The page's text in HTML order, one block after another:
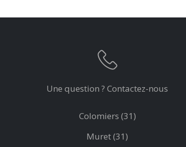
Une question ? Contactez-nous
Colomiers (31)
Muret (31)